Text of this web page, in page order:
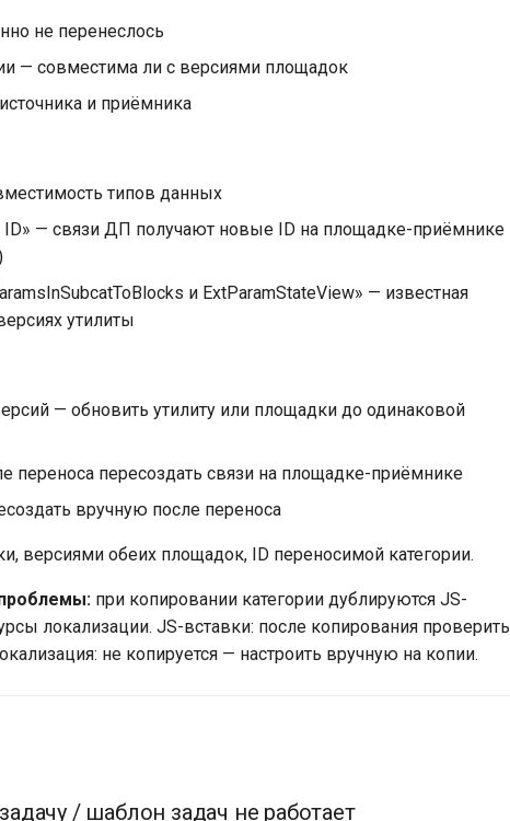
не перенеслось
— совместима ли с версиями площадок
и приёмника
типов данных
ID» — связи ДП получают новые ID на площадке-приёмнике
и ExtParamStateView» — известная
утилиты
— обновить утилиту или площадки до одинаковой
переноса пересоздать связи на площадке-приёмнике
вручную после переноса
версиями обеих площадок, ID переносимой категории.
при копировании категории дублируются JS-
локализации. JS-вставки: после копирования проверить
не копируется — настроить вручную на копии.
/ шаблон задач не работает